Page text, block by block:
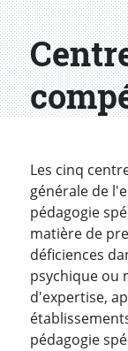
Les cinq
générale de
pédagogie
matière de
déficiences
psychique ou
d'expertise,
pédagogie